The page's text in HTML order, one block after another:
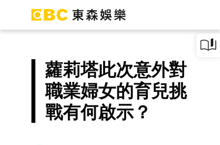
蘿莉塔此次意外對
職業婦女的育兒挑
戰有何啟示？